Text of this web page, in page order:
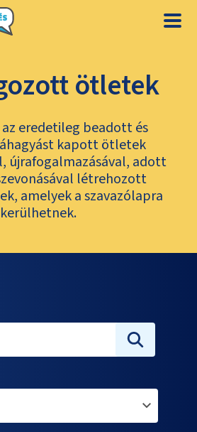
ötletek
eredetileg beadott és
kapott ötletek
újrafogalmazásával, adott
létrehozott
amelyek a szavazólapra
kerülhetnek.